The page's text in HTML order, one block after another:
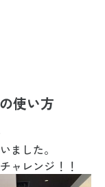
使い方
ました。
ャレンジ！！